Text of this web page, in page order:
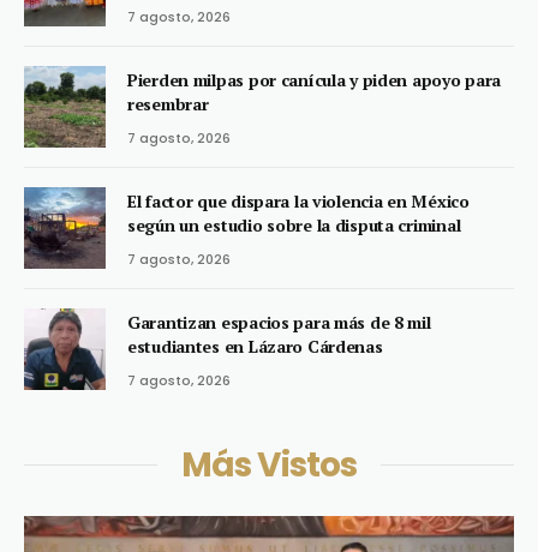
7 agosto, 2026
Pierden milpas por canícula y piden apoyo para
resembrar
7 agosto, 2026
El factor que dispara la violencia en México
según un estudio sobre la disputa criminal
7 agosto, 2026
Garantizan espacios para más de 8 mil
estudiantes en Lázaro Cárdenas
7 agosto, 2026
Más Vistos